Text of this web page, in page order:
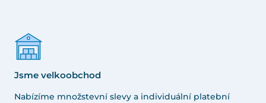
Jsme velkoobchod
Nabízíme množstevní slevy a individuální platební